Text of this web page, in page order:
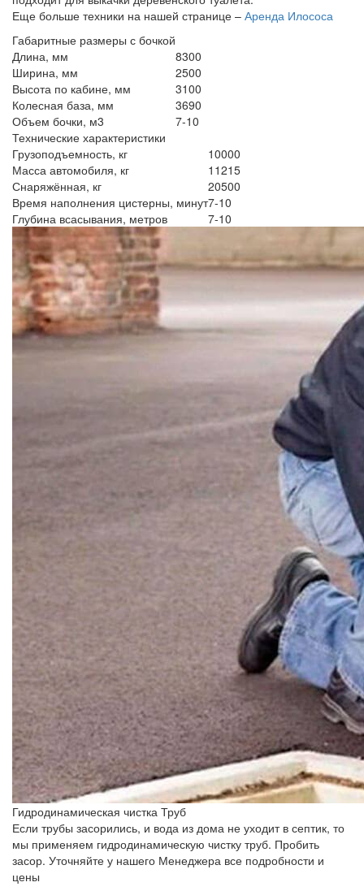
Еще больше техники на нашей странице – Аренда Илососа
Габаритные размеры с бочкой
Длина, мм
8300
Ширина, мм
2500
Высота по кабине, мм
3100
Колесная база, мм
3690
Объем бочки, м3
7-10
Технические характеристики
Грузоподъемность, кг
10000
Масса автомобиля, кг
11215
Снаряжённая, кг
20500
Время наполнения цистерны, минут7-10
Глубина всасывания, метров
7-10
Гидродинамическая чистка Труб
Если трубы засорились, и вода из дома не уходит в септик, то
мы применяем гидродинамическую чистку труб. Пробить
засор. Уточняйте у нашего Менеджера все подробности и
цены